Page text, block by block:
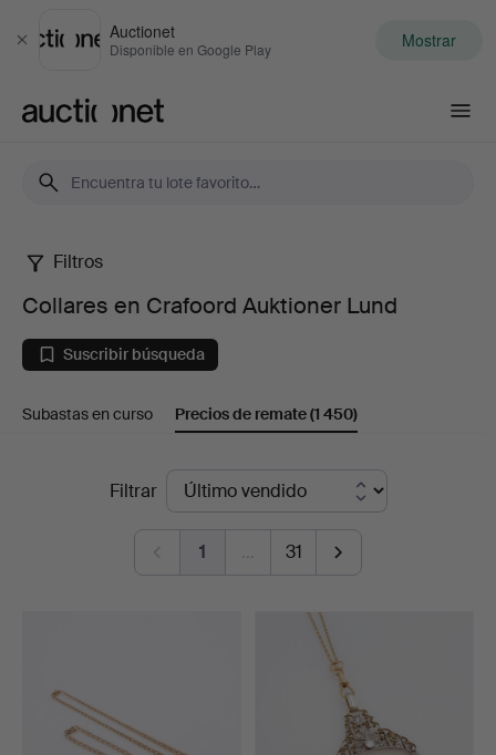
Cerrar
Auctionet
Disponible en Google Play Mostrar
Collares
en
Crafoord
Auktioner
Filtros
Collares en Crafoord Auktioner Lund
Suscribir búsqueda
Subastas en curso Precios de remate(1 450)
Filtrar
1 … 31